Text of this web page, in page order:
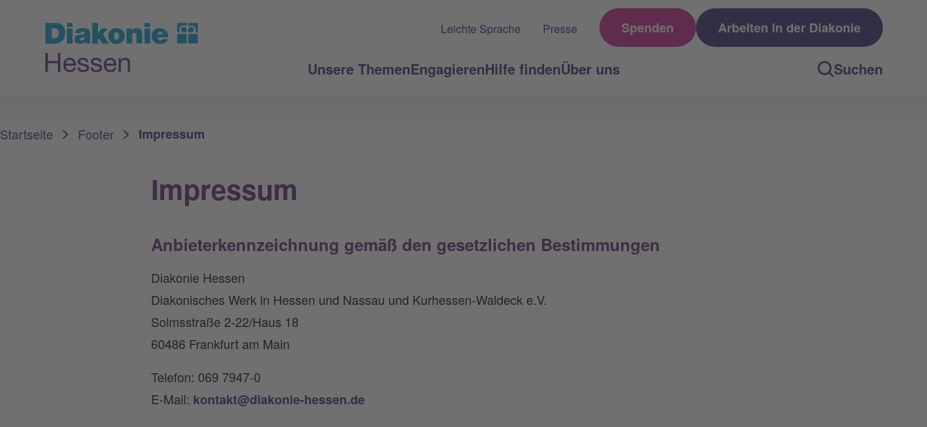
Unsere ThemenEngagierenHilfe findenÜber uns Suchen
Leichte Sprache Presse Spenden Arbeiten in der Diakonie
Startseite Footer Impressum
Impressum
Anbieterkennzeichnung gemäß den gesetzlichen Bestimmungen
Diakonie Hessen
Diakonisches Werk in Hessen und Nassau und Kurhessen-Waldeck e.V.
Solmsstraße 2-22/Haus 18
60486 Frankfurt am Main
Telefon: 069 7947-0
E-Mail: kontakt@diakonie-hessen.de